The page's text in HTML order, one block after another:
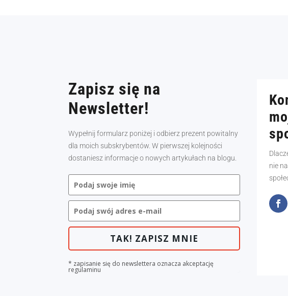
Zapisz się na
Newsletter!
Wypełnij formularz poniżej i odbierz prezent powitalny
dla moich subskrybentów. W pierwszej kolejności
dostaniesz informacje o nowych artykułach na blogu.
TAK! ZAPISZ MNIE
* zapisanie się do newslettera oznacza akceptację
regulaminu
nie